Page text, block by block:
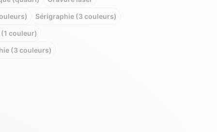
Sérigraphie (3 couleurs)
couleur)
(3 couleurs)